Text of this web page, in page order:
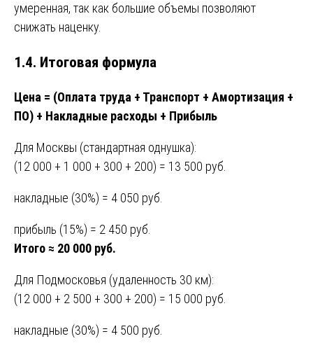
умеренная, так как большие объемы позволяют
снижать наценку.
1.4. Итоговая формула
Цена = (Оплата труда + Транспорт + Амортизация +
ПО) + Накладные расходы + Прибыль
Для Москвы (стандартная однушка):
(12 000 + 1 000 + 300 + 200) = 13 500 руб.
накладные (30%) = 4 050 руб.
прибыль (15%) = 2 450 руб.
Итого ≈ 20 000 руб.
Для Подмосковья (удаленность 30 км):
(12 000 + 2 500 + 300 + 200) = 15 000 руб.
накладные (30%) = 4 500 руб.